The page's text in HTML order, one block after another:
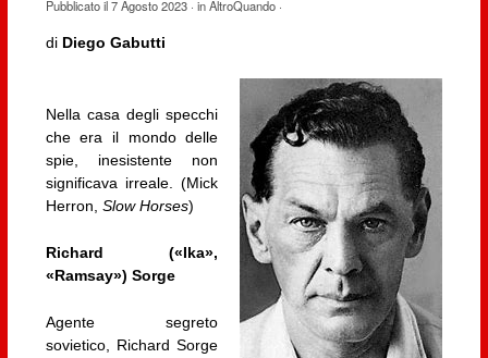
Pubblicato il7 Agosto 2023· inAltroQuando·
di Diego Gabutti
Nella casa degli specchi
che era il mondo delle
spie, inesistente non
significava irreale. (Mick
Herron, Slow Horses)
Richard («Ika»,
«Ramsay») Sorge
Agente segreto
sovietico, Richard Sorge